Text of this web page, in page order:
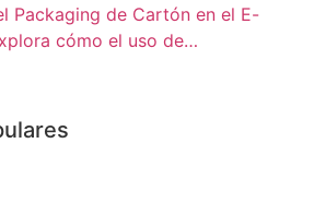
Packaging de Cartón en el E-
cómo el uso de…